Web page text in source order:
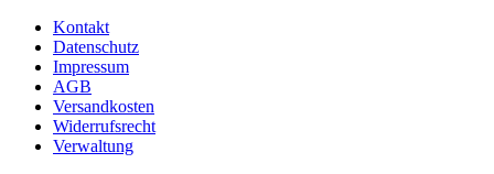
Kontakt
Datenschutz
Impressum
AGB
Versandkosten
Widerrufsrecht
Verwaltung